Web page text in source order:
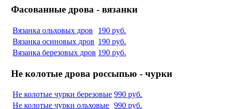
Фасованные дрова - вязанки
Вязанка ольховых дров
190 руб.
Вязанка осиновых дров 190 руб.
Вязанка березовых дров 190 руб.
Не колотые дрова россыпью - чурки
Не колотые чурки березовые 990 руб.
Не колотые чурки ольховые
990 руб.